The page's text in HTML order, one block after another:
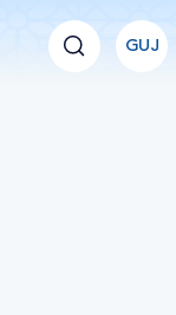
GUJ